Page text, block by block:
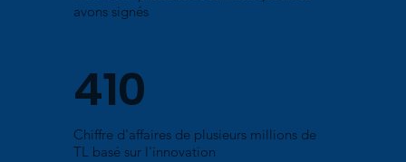
avons signés
410
Chiffre d'affaires de plusieurs millions de
TL basé sur l'innovation